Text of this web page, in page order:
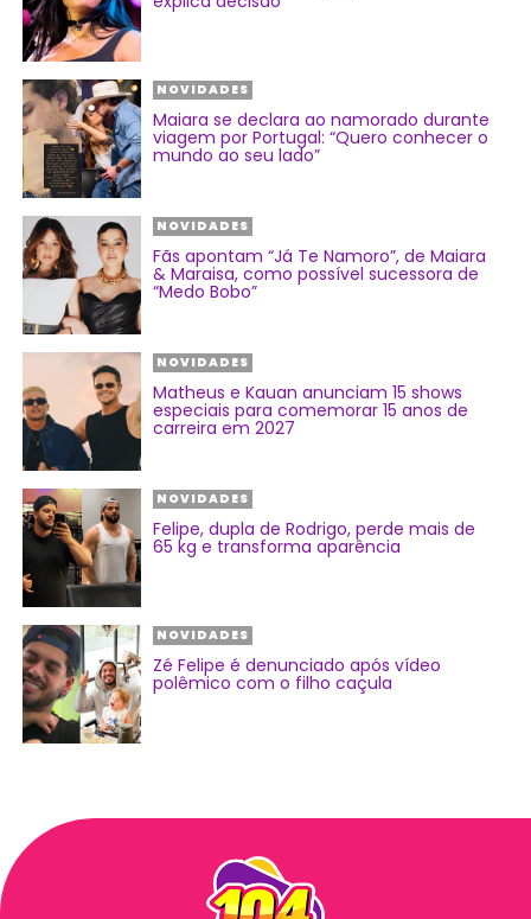
NOVIDADES
Maiara se declara ao namorado durante
viagem por Portugal: “Quero conhecer o
mundo ao seu lado”
NOVIDADES
Fãs apontam “Já Te Namoro”, de Maiara
& Maraisa, como possível sucessora de
“Medo Bobo”
NOVIDADES
Matheus e Kauan anunciam 15 shows
especiais para comemorar 15 anos de
carreira em 2027
NOVIDADES
Felipe, dupla de Rodrigo, perde mais de
65 kg e transforma aparência
NOVIDADES
Zé Felipe é denunciado após vídeo
polêmico com o filho caçula